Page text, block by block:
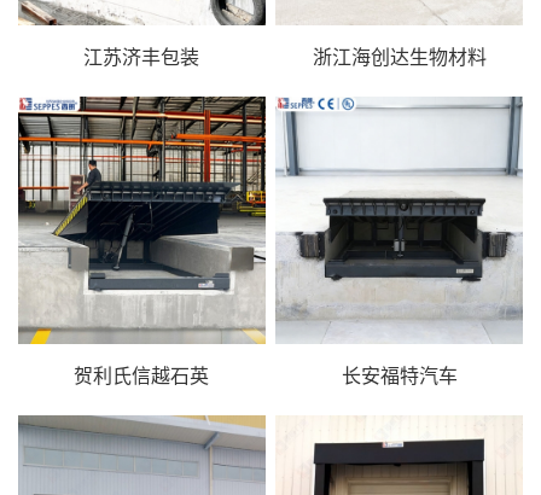
江苏济丰包装 浙江海创达生物材料
贺利氏信越石英 长安福特汽车